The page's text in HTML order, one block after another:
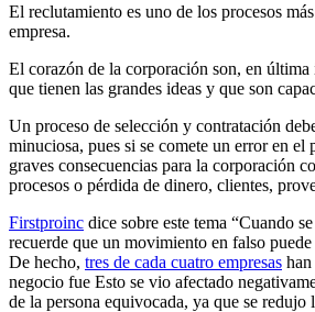
El reclutamiento es uno de los procesos
empresa.
El corazón de la corporación son, en última
que tienen las grandes ideas y que son
Un proceso de selección y contratación
minuciosa, pues si se comete un error en el
graves consecuencias para la corporación
procesos o pérdida de dinero, clientes,
Firstproinc dice sobre este tema “Cuando
recuerde que un movimiento en falso
De hecho, tres de cada cuatro empresas
negocio fue Esto se vio afectado
de la persona equivocada, ya que se